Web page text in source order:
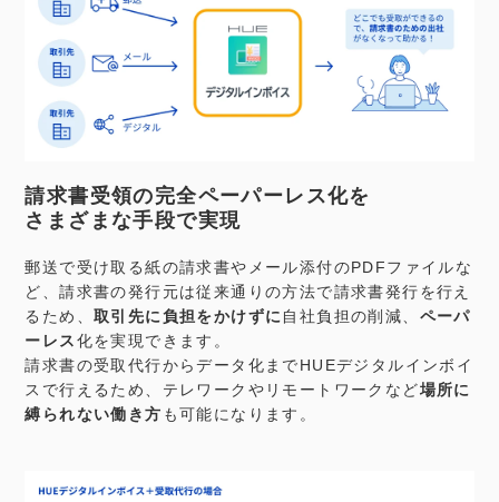
請求書受領の完全ペーパーレス化を
さまざまな手段で実現
郵送で受け取る紙の請求書やメール添付のPDFファイルな
ど、請求書の発行元は従来通りの方法で請求書発行を行え
るため、取引先に負担をかけずに 自社負担の削減、 ペーパ
ーレス化を実現できます。
請求書の受取代行からデータ化までHUEデジタルインボイ
スで行えるため、テレワークやリモートワークなど場所に
縛られない働き方 も可能になります。